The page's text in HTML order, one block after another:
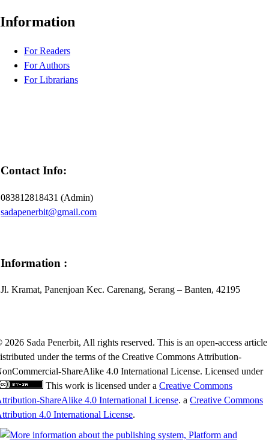
Information
For Readers
For Authors
For Librarians
Contact Info:
083812818431 (Admin)
sadapenerbit@gmail.com
Information :
Jl. Kramat, Panenjoan Kec. Carenang, Serang – Banten, 42195
2026 Sada Penerbit, All rights reserved. This is an open-access article
under the terms of the Creative Commons Attribution-
ShareAlike 4.0 International License. Licensed under
This work is licensed under a Creative Commons
ShareAlike 4.0 International License. a Creative Commons
4.0 International License.